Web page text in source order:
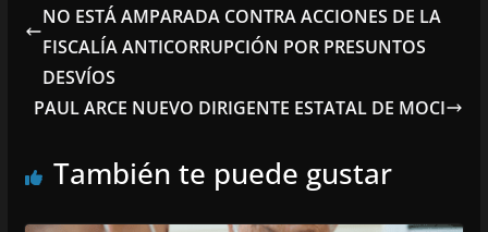
NO ESTÁ AMPARADA CONTRA ACCIONES DE LA
FISCALÍA ANTICORRUPCIÓN POR PRESUNTOS
DESVÍOS
PAUL ARCE NUEVO DIRIGENTE ESTATAL DE MOCI
También te puede gustar